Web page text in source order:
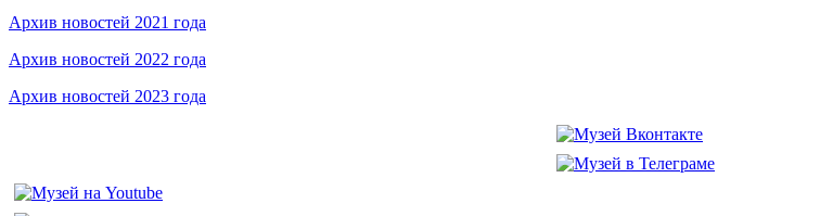
Архив новостей 2021 года
Архив новостей 2022 года
Архив новостей 2023 года